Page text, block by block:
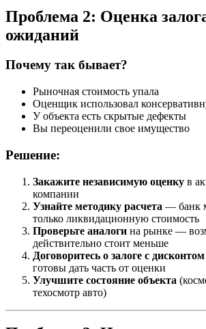
Проблема 2: Оценка
ожиданий
Почему так бывает?
Рыночная стоимость упала
Оценщик использовал
У объекта есть скрытые дефекты
Вы переоценили свое имущество
Решение:
Закажите независимую оценку в
компании
Узнайте методику расчета — банк
только ликвидационную стоимость
Проверьте аналоги на рынке —
действительно стоит меньше
Договоритесь о залоге с дисконтом
готовы дать часть от оценки
Улучшите состояние объекта
техосмотр авто)